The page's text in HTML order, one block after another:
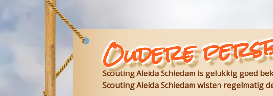
Oudere
Scouting Aleida Schiedam is gelukkig goed
Scouting Aleida Schiedam wisten regelmatig